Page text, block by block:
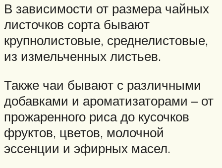
В зависимости от размера чайных
листочков сорта бывают
крупнолистовые, среднелистовые,
из измельченных листьев.
Также чаи бывают с различными
добавками и ароматизаторами – от
прожаренного риса до кусочков
фруктов, цветов, молочной
эссенции и эфирных масел.